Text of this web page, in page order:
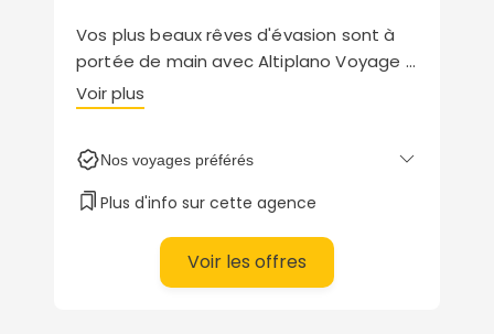
Vos plus beaux rêves d'évasion sont à
portée de main avec Altiplano Voyage !
Accompagnés par des guides
spécialistes passionnés par les voyages
humaines, créez le voyage qui vous
ressemble.
Immersion chez les locaux, découverte
des grands espaces, aventure et trek,
exploration hors des sentiers battus...
Voir plus
Nos voyages préférés
Plus d'info sur cette agence
Voir les offres